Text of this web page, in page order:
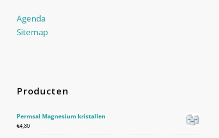
Agenda
Sitemap
Producten
Permsal Magnesium kristallen
€4,80